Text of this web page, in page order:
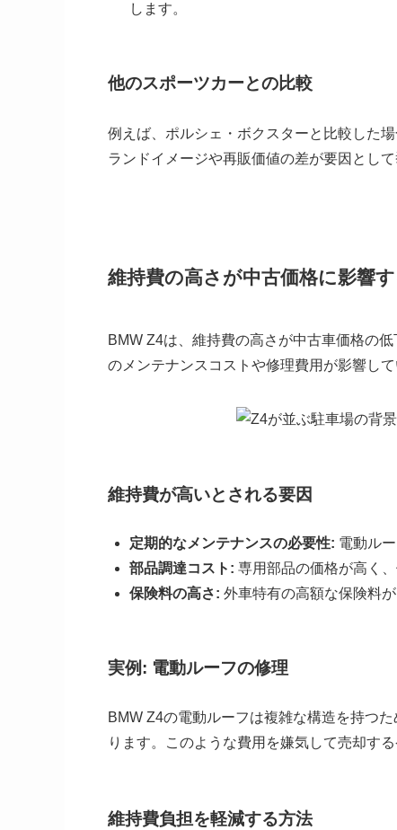
します。
他のスポーツカーとの比較
例えば、ポルシェ・ボクスターと比較した
ランドイメージや再販価値の差が要因として
維持費の高さが中古価格に影響
BMW Z4は、維持費の高さが中古車価格の
のメンテナンスコストや修理費用が影響して
維持費が高いとされる要因
定期的なメンテナンスの必要性: 電動ル
部品調達コスト: 専用部品の価格が高く
保険料の高さ: 外車特有の高額な保険料
実例: 電動ルーフの修理
BMW Z4の電動ルーフは複雑な構造を持つ
ります。このような費用を嫌気して売却す
維持費負担を軽減する方法